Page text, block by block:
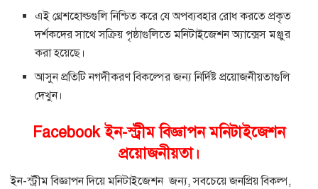
এই থ্রেশহোল্ডগুলি নিশ্চিত করে যে অপব্যবহার রোধ করতে প্রকৃত
দর্শকদের সাথে সক্রিয় পৃষ্ঠাগুলিতে মনিটাইজেশন অ্যাক্সেস মঞ্জুর
করা হয়েছে।
আসুন প্রতিটি নগদীকরণ বিকল্পের জন্য নির্দিষ্ট প্রয়োজনীয়তাগুলি
দেখুন।
Facebook ইন-স্ট্রীম বিজ্ঞাপন মনিটাইজেশন
প্রয়োজনীয়তা।
ইন-স্ট্রীম বিজ্ঞাপন দিয়ে মনিটাইজেশন জন্য, সবচেয়ে জনপ্রিয় বিকল্প,